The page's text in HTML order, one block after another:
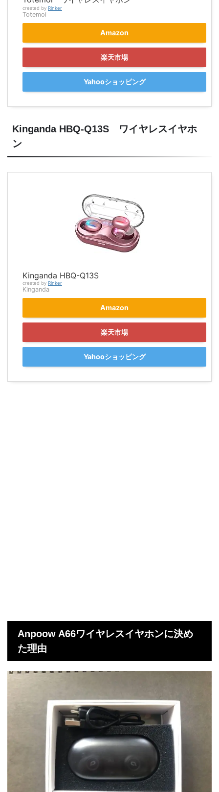
created by Rinker
Totemoi
Amazon
楽天市場
Yahooショッピング
Kinganda HBQ-Q13S ワイヤレスイヤホ
ン
Kinganda HBQ-Q13S
created by Rinker
Kinganda
Amazon
楽天市場
Yahooショッピング
Anpoow A66ワイヤレスイヤホンに決め
た理由